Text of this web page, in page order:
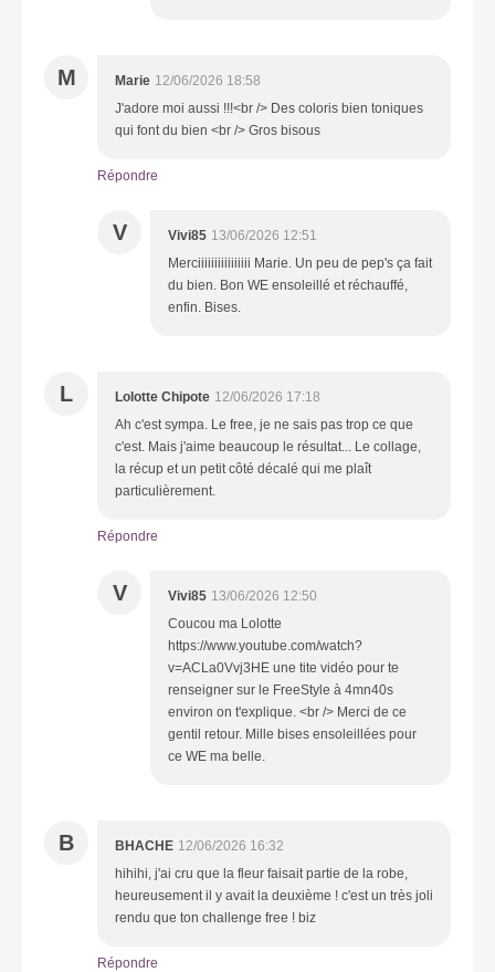
M Marie 12/06/2026 18:58
J'adore moi aussi !!!<br /> Des coloris bien toniques
qui font du bien <br /> Gros bisous
Répondre
V Vivi85 13/06/2026 12:51
Merciiiiiiiiiiiiiiii Marie. Un peu de pep's ça fait
du bien. Bon WE ensoleillé et réchauffé,
enfin. Bises.
L Lolotte Chipote 12/06/2026 17:18
Ah c'est sympa. Le free, je ne sais pas trop ce que
c'est. Mais j'aime beaucoup le résultat... Le collage,
la récup et un petit côté décalé qui me plaît
particulièrement.
Répondre
V Vivi85 13/06/2026 12:50
Coucou ma Lolotte
https://www.youtube.com/watch?
v=ACLa0Vvj3HE une tite vidéo pour te
renseigner sur le FreeStyle à 4mn40s
environ on t'explique. <br /> Merci de ce
gentil retour. Mille bises ensoleillées pour
ce WE ma belle.
B BHACHE 12/06/2026 16:32
hihihi, j'ai cru que la fleur faisait partie de la robe,
heureusement il y avait la deuxième ! c'est un très joli
rendu que ton challenge free ! biz
Répondre